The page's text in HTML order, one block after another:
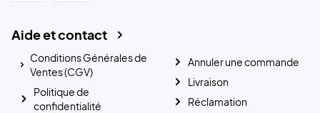
Aide et contact
Conditions Générales de
Ventes (CGV)
Politique de
confidentialité
Annuler une commande
Livraison
Réclamation